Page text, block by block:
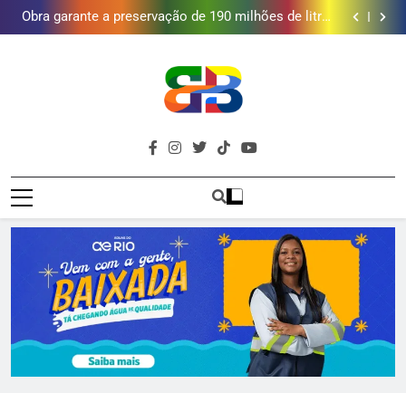
de água por ano na Baixada Fluminense
Guanabara tem diversas opções de vinhos para
presentear o seu pai. Descubra como escolher o que
Gastro Samba reúne Nosso Sentimento e Gustavo
vinho em campanha de Dia dos Pais
Obra garante a preservação de 190 milhões de litros
de água por ano na Baixada Fluminense
Brava
Baixada
Baixada Fluminense Em Destaque!